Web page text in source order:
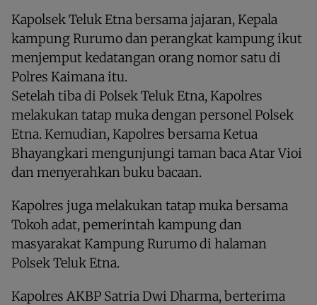
Kapolsek Teluk Etna bersama jajaran, Kepala
kampung Rurumo dan perangkat kampung ikut
menjemput kedatangan orang nomor satu di
Polres Kaimana itu.
Setelah tiba di Polsek Teluk Etna, Kapolres
melakukan tatap muka dengan personel Polsek
Etna. Kemudian, Kapolres bersama Ketua
Bhayangkari mengunjungi taman baca Atar Vioi
dan menyerahkan buku bacaan.
Kapolres juga melakukan tatap muka bersama
Tokoh adat, pemerintah kampung dan
masyarakat Kampung Rurumo di halaman
Polsek Teluk Etna.
Kapolres AKBP Satria Dwi Dharma, berterima